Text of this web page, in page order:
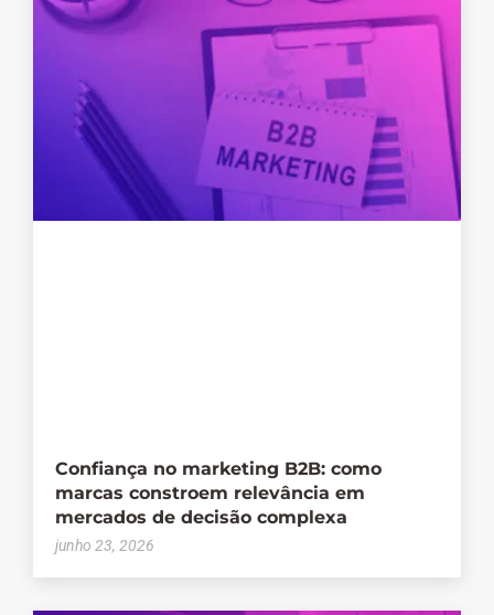
Confiança no marketing B2B: como
marcas constroem relevância em
mercados de decisão complexa
junho 23, 2026